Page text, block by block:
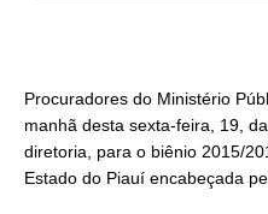
Procuradores do Ministério
manhã desta sexta-feira, 19,
diretoria, para o biênio 2015/
Estado do Piauí encabeçada